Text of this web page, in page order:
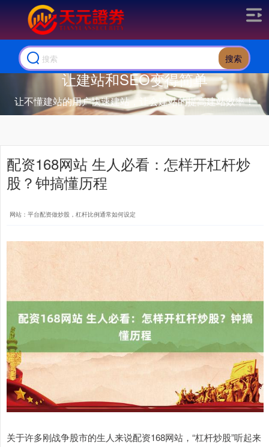
搜索
让建站和SEO变得简单
让不懂建站的用户快速建站，让会建站的提高建站效率！
配资168网站 生人必看：怎样开杠杆炒
股？钟搞懂历程
网站：平台配资做炒股，杠杆比例通常如何设定
关于许多刚战争股市的生人来说配资168网站，“杠杆炒股”听起来